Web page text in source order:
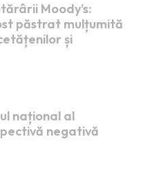
Moody’s:
păstrat mulțumită
și
național al
negativă